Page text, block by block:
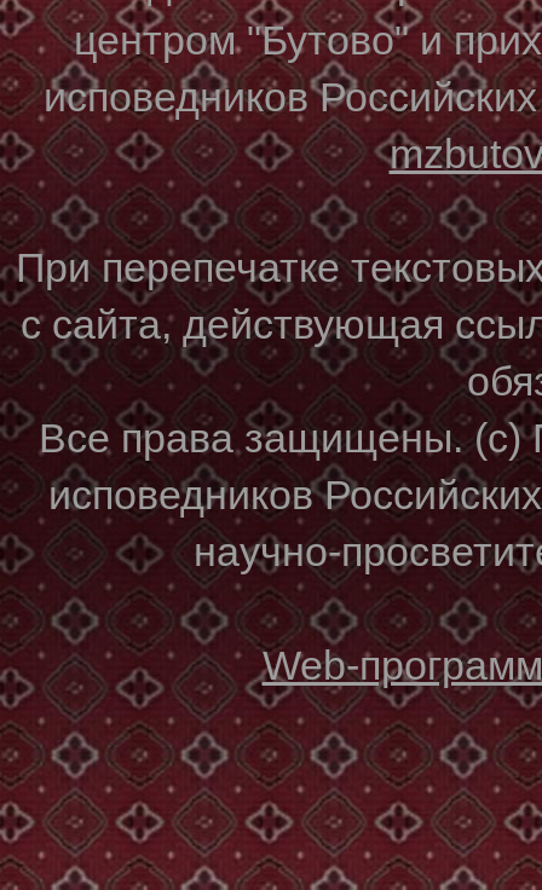
центром "Бутово" и
исповедников
При перепечатке
с сайта, действующая
Все права защищены. (с)
исповедников
научно-
Web-